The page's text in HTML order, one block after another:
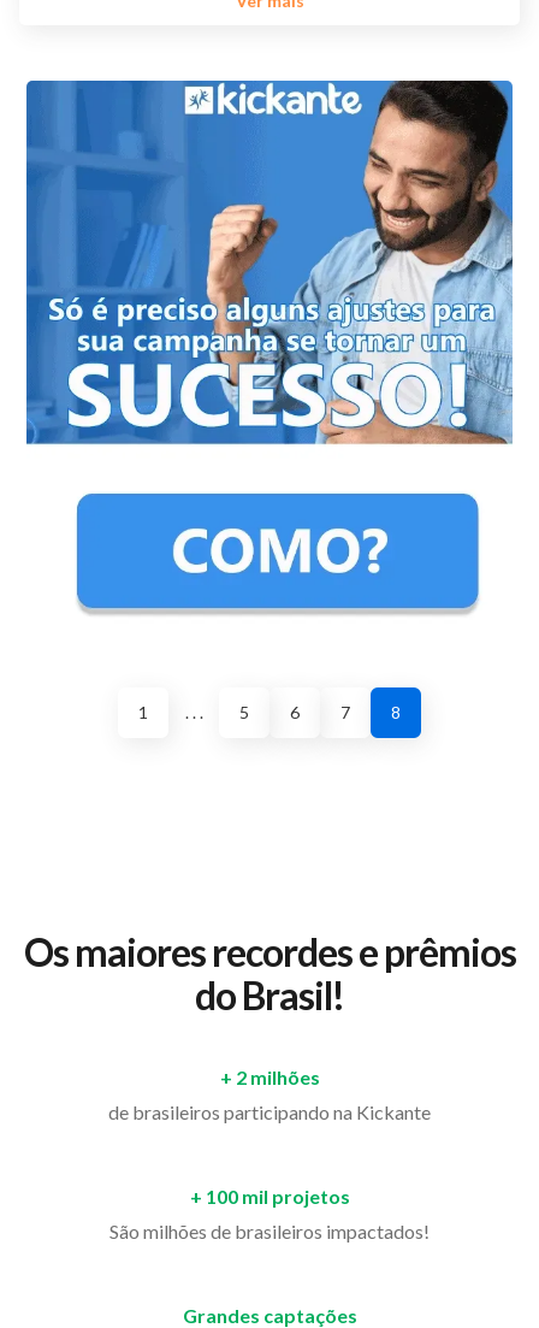
1 . . . 5 6 7 8
Os maiores recordes e prêmios
do Brasil!
+ 2 milhões
de brasileiros participando na Kickante
+ 100 mil projetos
São milhões de brasileiros impactados!
Grandes captações